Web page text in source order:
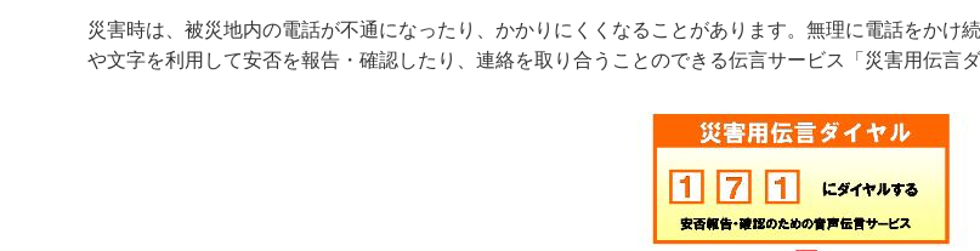
災害時は、被災地内の電話が不通になったり、かかりにくくなることがあります。無理に電話をかけ
や文字を利用して安否を報告・確認したり、連絡を取り合うことのできる伝言サービス「災害用伝言